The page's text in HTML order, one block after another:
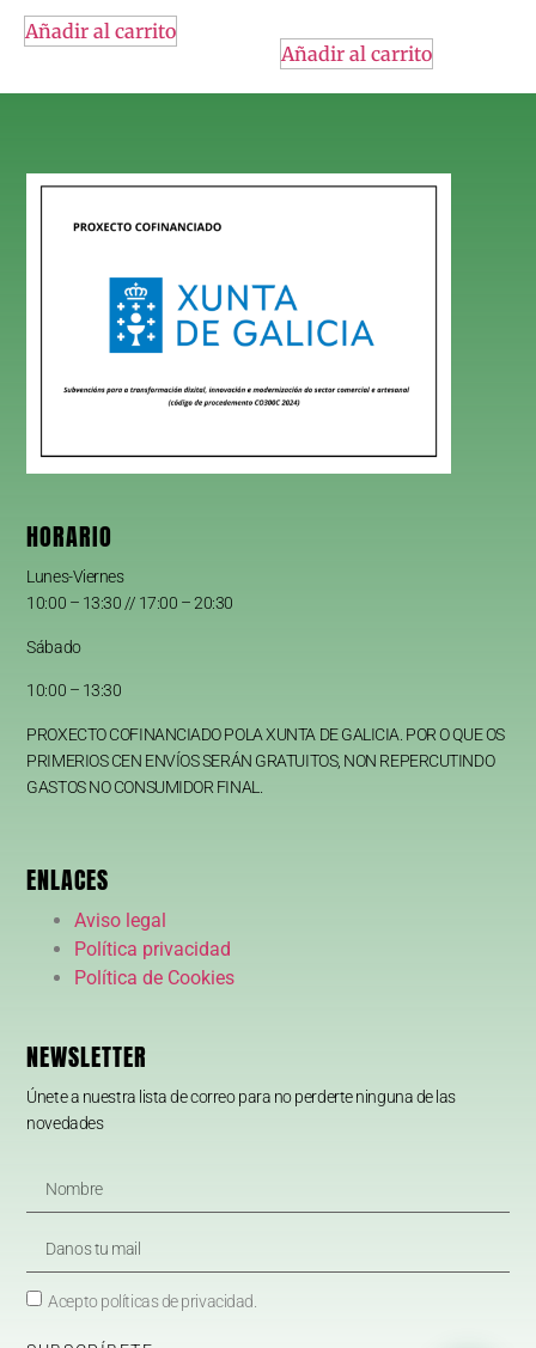
Añadir al carrito
Añadir al carrito
HORARIO
Lunes-Viernes
10:00 – 13:30 // 17:00 – 20:30
Sábado
10:00 – 13:30
PROXECTO COFINANCIADO POLA XUNTA DE GALICIA. POR O QUE OS
PRIMERIOS CEN ENVÍOS SERÁN GRATUITOS, NON REPERCUTINDO
GASTOS NO CONSUMIDOR FINAL.
ENLACES
Aviso legal
Política privacidad
Política de Cookies
NEWSLETTER
Únete a nuestra lista de correo para no perderte ninguna de las
novedades
Acepto políticas de privacidad.